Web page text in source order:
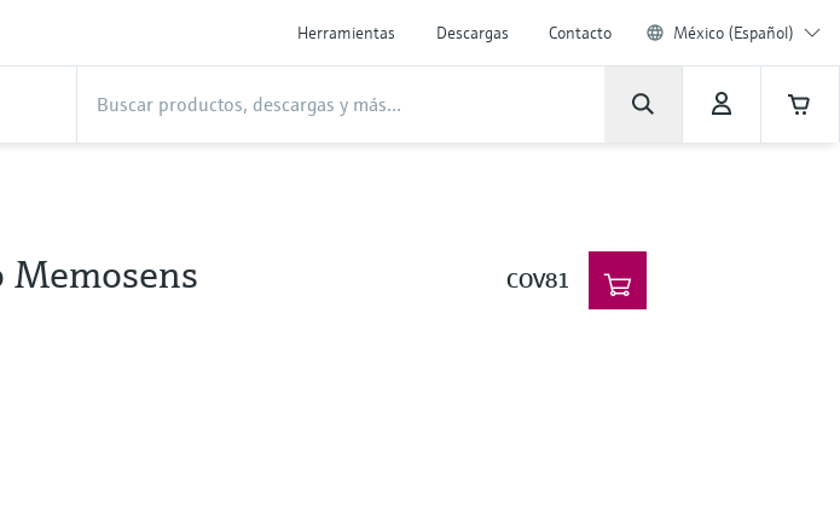
Herramientas Descargas Contacto México (Español)
COV81